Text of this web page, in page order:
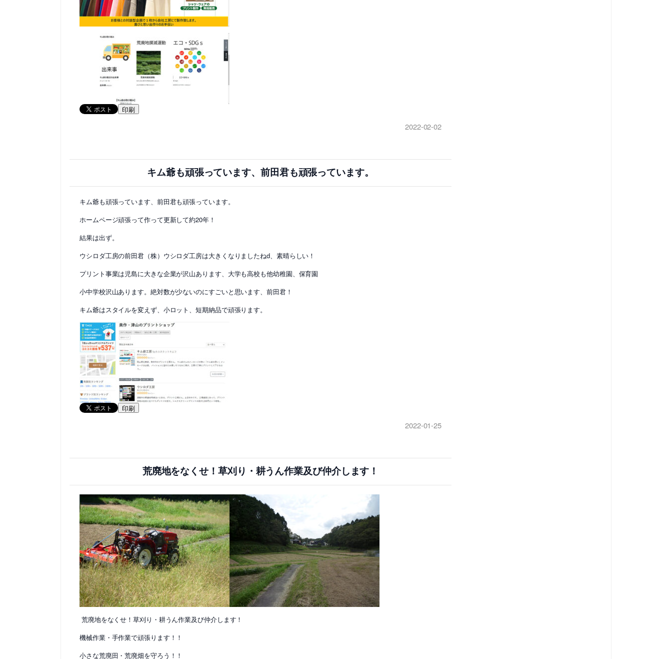
印刷
2022-02-02
キム爺も頑張っています、前田君も頑張っています。
キム爺も頑張っています、前田君も頑張っています。
ホームページ頑張って作って更新して約20年！
結果は出ず。
ウシロダ工房の前田君（株）ウシロダ工房は大きくなりましたねd、素晴らしい！
プリント事業は児島に大きな企業が沢山あります、大学も高校も他幼稚園、保育園
小中学校沢山あります。絶対数が少ないのにすごいと思います、前田君！
キム爺はスタイルを変えず、小ロット、短期納品で頑張ります。
印刷
2022-01-25
荒廃地をなくせ！草刈り・耕うん作業及び仲介します！
荒廃地をなくせ！草刈り・耕うん作業及び仲介します！
機械作業・手作業で頑張ります！！
小さな荒廃田・荒廃畑を守ろう！！